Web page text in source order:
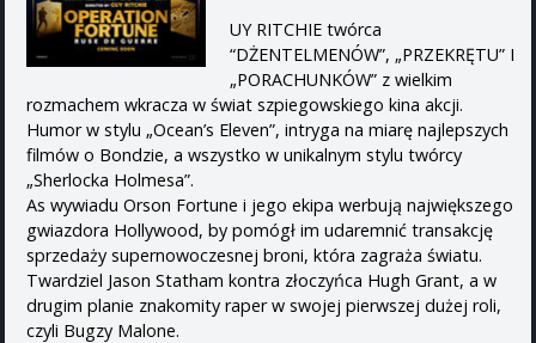
UY RITCHIE twórca
“DŻENTELMENÓW”, „PRZEKRĘTU” I
„PORACHUNKÓW” z wielkim
rozmachem wkracza w świat szpiegowskiego kina akcji.
Humor w stylu „Ocean’s Eleven”, intryga na miarę najlepszych
filmów o Bondzie, a wszystko w unikalnym stylu twórcy
„Sherlocka Holmesa”.
As wywiadu Orson Fortune i jego ekipa werbują największego
gwiazdora Hollywood, by pomógł im udaremnić transakcję
sprzedaży supernowoczesnej broni, która zagraża światu.
Twardziel Jason Statham kontra złoczyńca Hugh Grant, a w
drugim planie znakomity raper w swojej pierwszej dużej roli,
czyli Bugzy Malone.